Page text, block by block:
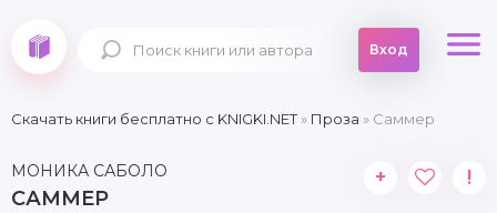
Вход
Скачать книги бесплатно c KNIGKI.NET» Проза » Саммер
МОНИКА САБОЛО
САММЕР
+ !